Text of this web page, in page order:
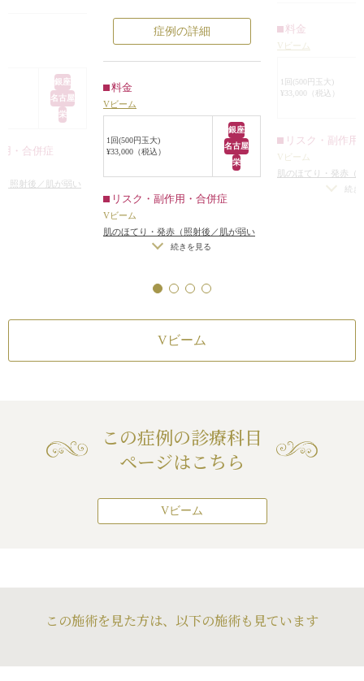
毎に、徐々に赤み
かは残った赤みの
銀座
名古屋
栄
・合併症
照射後／肌が弱い
毛細血管は年齢とともに拡張して赤
みが強くなっていきます。特に肌の
難しいといわれますが、Vビームが
強い味方になってくれますよ。
症例の詳細
料金
Vビーム
1回(500円玉大)
¥33,000（税込）
銀座
名古屋
栄
リスク・副作用・合併症
Vビーム
肌のほてり・発赤（照射後／肌が弱い
方・敏感肌の方）続きを見る
って改善していま
んの場合、血管腫
のもあります。そ
性かどうかの検査
をします。
料金
Vビーム
1回(500円玉大)
¥33,000（税込）
リスク・副作用
Vビーム
肌のほてり・発赤（
方・敏感肌の方）続き
Vビーム
この症例の診療科目
ページはこちら
Vビーム
この施術を見た方は、以下の施術も見ています